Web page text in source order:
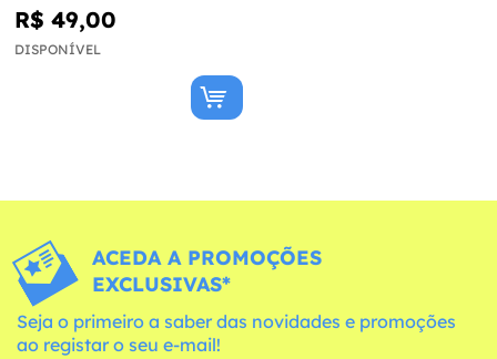
R$ 49,00
DISPONÍVEL
ACEDA A PROMOÇÕES
EXCLUSIVAS*
Seja o primeiro a saber das novidades e promoções
ao registar o seu e-mail!